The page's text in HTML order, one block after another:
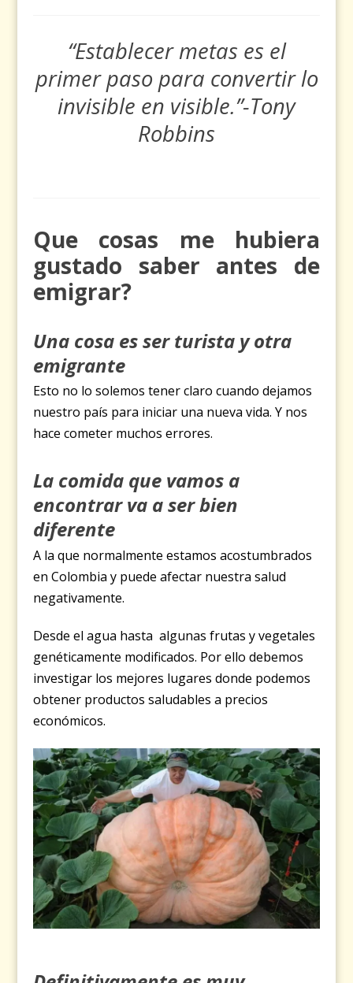
“Establecer metas es el
primer paso para convertir lo
invisible en visible.”-Tony
Robbins
Que cosas me hubiera
gustado saber antes de
emigrar?
Una cosa es ser turista y otra
emigrante
Esto no lo solemos tener claro cuando dejamos
nuestro país para iniciar una nueva vida. Y nos
hace cometer muchos errores.
La comida que vamos a
encontrar va a ser bien
diferente
A la que normalmente estamos acostumbrados
en Colombia y puede afectar nuestra salud
negativamente.
Desde el agua hasta algunas frutas y vegetales
genéticamente modificados. Por ello debemos
investigar los mejores lugares donde podemos
obtener productos saludables a precios
económicos.